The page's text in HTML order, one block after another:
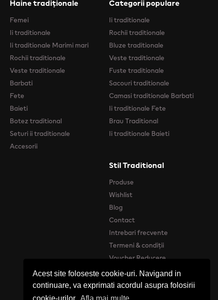
Acest site foloseste cookie-uri. Navigand in
continuare, va exprimati acordul asupra folosirii
Haine tradiționale
Femei
Ii traditionale
Ii traditionale Marimi mari
Rochii traditionale
Veste traditionale
Barbati
Fete
Baieti
Botez traditional
Seturi ii traditionale
Accesorii
Categorii populare
Ii traditionale
Rochii traditionale
Bluze traditionale
Veste traditionale
Fuste traditionale
Sacouri traditionale
Camasi traditionale Barbati
Ii traditionale Fete
Brau Traditional
Ii traditionale Baieti
Stil Traditional
Produse
Wishlist
Blog
Contact
Intrebari frecvente
Termeni & condiții
Voucher Reducere